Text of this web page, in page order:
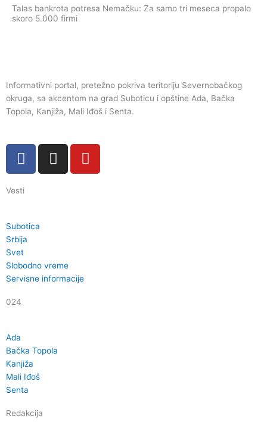
Talas bankrota potresa Nemačku: Za samo tri meseca propalo
skoro 5.000 firmi
Informativni portal, pretežno pokriva teritoriju Severnobačkog
okruga, sa akcentom na grad Suboticu i opštine Ada, Bačka
Topola, Kanjiža, Mali Iđoš i Senta.
F
a
e
o
o
k
I
n
m
Y
o
Vesti
Subotica
Srbija
Svet
Slobodno vreme
Servisne informacije
024
Ada
Bačka Topola
Kanjiža
Mali Iđoš
Senta
Redakcija